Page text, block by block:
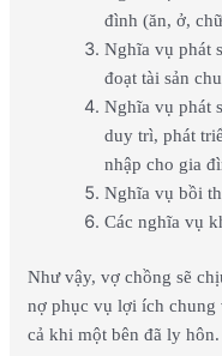
đình (ăn, ở,
Nghĩa vụ phát
đoạt tài sản
Nghĩa vụ phát
duy trì, phát
nhập cho gia
Nghĩa vụ bồi
Các nghĩa vụ
Như vậy, vợ chồng sẽ
nợ phục vụ lợi ích chung
cả khi một bên đã ly hôn.